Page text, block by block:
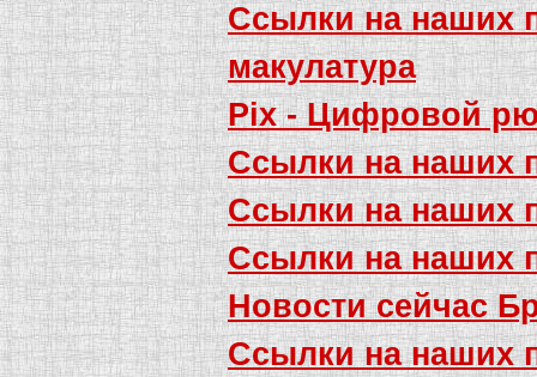
Ссылки на наших
макулатура
Pix - Цифровой
Ссылки на наших
Ссылки на наших
Ссылки на наших
Новости сейчас
Ссылки на наших